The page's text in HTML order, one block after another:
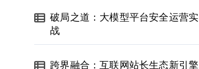
破局之道：大模型平台安全运营实
战
跨界融合：互联网站长生态新引擎